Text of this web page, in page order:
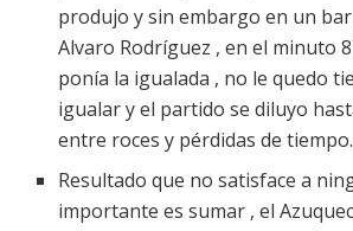
produjo y sin embargo en un
Alvaro Rodríguez , en el minuto
ponía la igualada , no le quedo
igualar y el partido se diluyo
entre roces y pérdidas de tiempo.
Resultado que no satisface a
importante es sumar , el